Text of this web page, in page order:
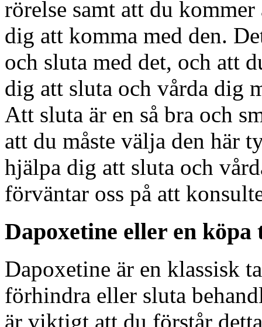
rörelse samt att du
dig att komma med den.
och sluta med det, och att
dig att sluta och vårda dig
Att sluta är en så bra och
att du måste välja den här
hjälpa dig att sluta och
förväntar oss på att
Dapoxetine eller en
Dapoxetine är en klassisk
förhindra eller sluta
är viktigt att du förstår